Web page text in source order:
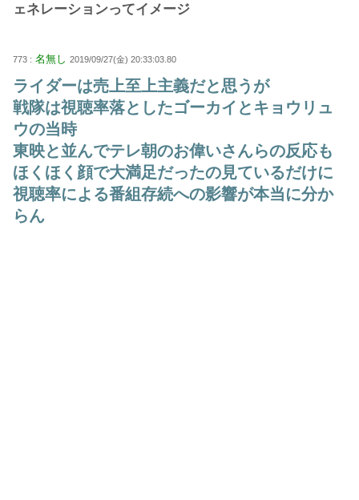
ェネレーションってイメージ
773 : 名無し 2019/09/27(金) 20:33:03.80
ライダーは売上至上主義だと思うが
戦隊は視聴率落としたゴーカイとキョウリュ
ウの当時
東映と並んでテレ朝のお偉いさんらの反応も
ほくほく顔で大満足だったの見ているだけに
視聴率による番組存続への影響が本当に分か
らん